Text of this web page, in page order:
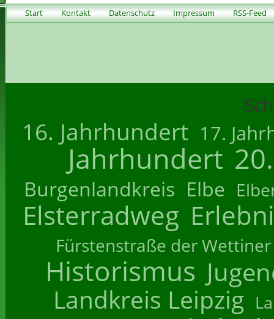
Start Kontakt Datenschutz Impressum RSS-Feed
16. Jahrhundert 17.
Jahrhundert
Burgenlandkreis Elbe
Elsterradweg
Fürstenstraße der Wettiner
Historismus
Landkreis Leipzig